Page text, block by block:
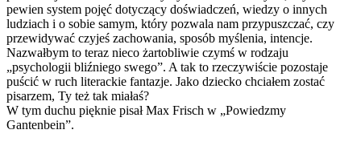
pewien system pojęć dotyczący doświadczeń, wiedzy o innych
ludziach i o sobie samym, który pozwala nam przypuszczać, czy
przewidywać czyjeś zachowania, sposób myślenia, intencje.
Nazwałbym to teraz nieco żartobliwie czymś w rodzaju
„psychologii bliźniego swego”. A tak to rzeczywiście pozostaje
puścić w ruch literackie fantazje. Jako dziecko chciałem zostać
pisarzem, Ty też tak miałaś?
W tym duchu pięknie pisał Max Frisch w „Powiedzmy
Gantenbein”.